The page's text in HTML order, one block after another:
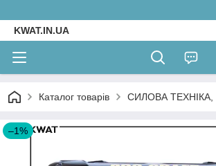
KWAT.IN.UA
Каталог товарів СИЛОВА ТЕХНІКА,
–1%